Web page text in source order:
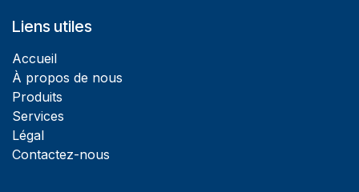
Liens utiles
Accueil
À propos de nous
Produits
Services
Légal
Contactez-nous